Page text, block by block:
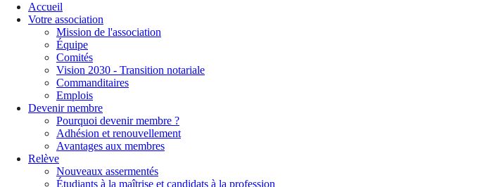
Accueil
Votre association
Mission de l'association
Équipe
Comités
Vision 2030 - Transition notariale
Commanditaires
Emplois
Devenir membre
Pourquoi devenir membre ?
Adhésion et renouvellement
Avantages aux membres
Relève
Nouveaux assermentés
Étudiants à la maîtrise et candidats à la profession